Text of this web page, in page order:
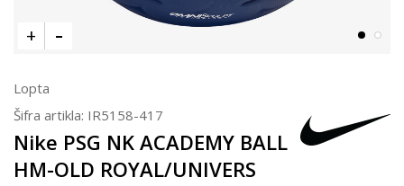
Lopta
Šifra artikla: IR5158-417
Nike PSG NK ACADEMY BALL
HM-OLD ROYAL/UNIVERS